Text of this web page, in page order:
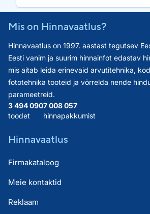
Mis on Hinnavaatlus?
Hinnavaatlus on 1997. aastast tegutsev
Eesti vanim ja suurim hinnainfot edastav
mis aitab leida erinevaid arvutitehnika,
fototehnika tooteid ja võrrelda nende
parameetreid.
3 494 090
toodet
7 008 057
hinnapakkumist
Hinnavaatlus
Firmakataloog
Meie kontaktid
Reklaam